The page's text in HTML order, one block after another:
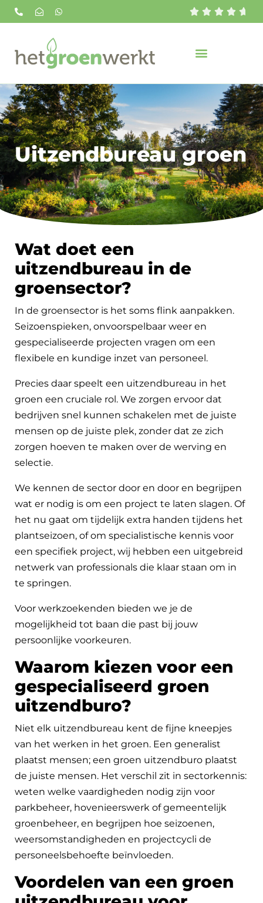
    
Uitzendbureau groen
Wat doet een
uitzendbureau in de
groensector?
In de groensector is het soms flink aanpakken.
Seizoenspieken, onvoorspelbaar weer en
gespecialiseerde projecten vragen om een
flexibele en kundige inzet van personeel.
Precies daar speelt een uitzendbureau in het
groen een cruciale rol. We zorgen ervoor dat
bedrijven snel kunnen schakelen met de juiste
mensen op de juiste plek, zonder dat ze zich
zorgen hoeven te maken over de werving en
selectie.
We kennen de sector door en door en begrijpen
wat er nodig is om een project te laten slagen. Of
het nu gaat om tijdelijk extra handen tijdens het
plantseizoen, of om specialistische kennis voor
een specifiek project, wij hebben een uitgebreid
netwerk van professionals die klaar staan om in
te springen.
Voor werkzoekenden bieden we je de
mogelijkheid tot baan die past bij jouw
persoonlijke voorkeuren.
Waarom kiezen voor een
gespecialiseerd groen
uitzendburo?
Niet elk uitzendbureau kent de fijne kneepjes
van het werken in het groen. Een generalist
plaatst mensen; een groen uitzendburo plaatst
de juiste mensen. Het verschil zit in sectorkennis:
weten welke vaardigheden nodig zijn voor
parkbeheer, hovenieerswerk of gemeentelijk
groenbeheer, en begrijpen hoe seizoenen,
weersomstandigheden en projectcycli de
personeelsbehoefte beïnvloeden.
Voordelen van een groen